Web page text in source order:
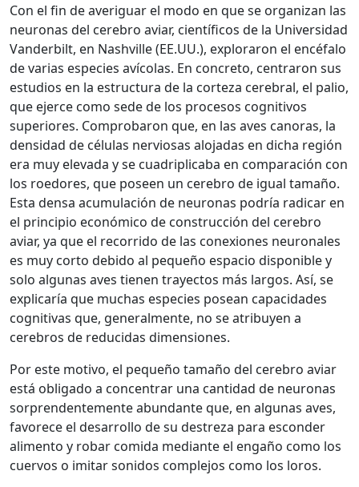
Con el fin de averiguar el modo en que se organizan las
neuronas del cerebro aviar, científicos de la Universidad
Vanderbilt, en Nashville (EE.UU.), exploraron el encéfalo
de varias especies avícolas. En concreto, centraron sus
estudios en la estructura de la corteza cerebral, el palio,
que ejerce como sede de los procesos cognitivos
superiores. Comprobaron que, en las aves canoras, la
densidad de células nerviosas alojadas en dicha región
era muy elevada y se cuadriplicaba en comparación con
los roedores, que poseen un cerebro de igual tamaño.
Esta densa acumulación de neuronas podría radicar en
el principio económico de construcción del cerebro
aviar, ya que el recorrido de las conexiones neuronales
es muy corto debido al pequeño espacio disponible y
solo algunas aves tienen trayectos más largos. Así, se
explicaría que muchas especies posean capacidades
cognitivas que, generalmente, no se atribuyen a
cerebros de reducidas dimensiones.
Por este motivo, el pequeño tamaño del cerebro aviar
está obligado a concentrar una cantidad de neuronas
sorprendentemente abundante que, en algunas aves,
favorece el desarrollo de su destreza para esconder
alimento y robar comida mediante el engaño como los
cuervos o imitar sonidos complejos como los loros.